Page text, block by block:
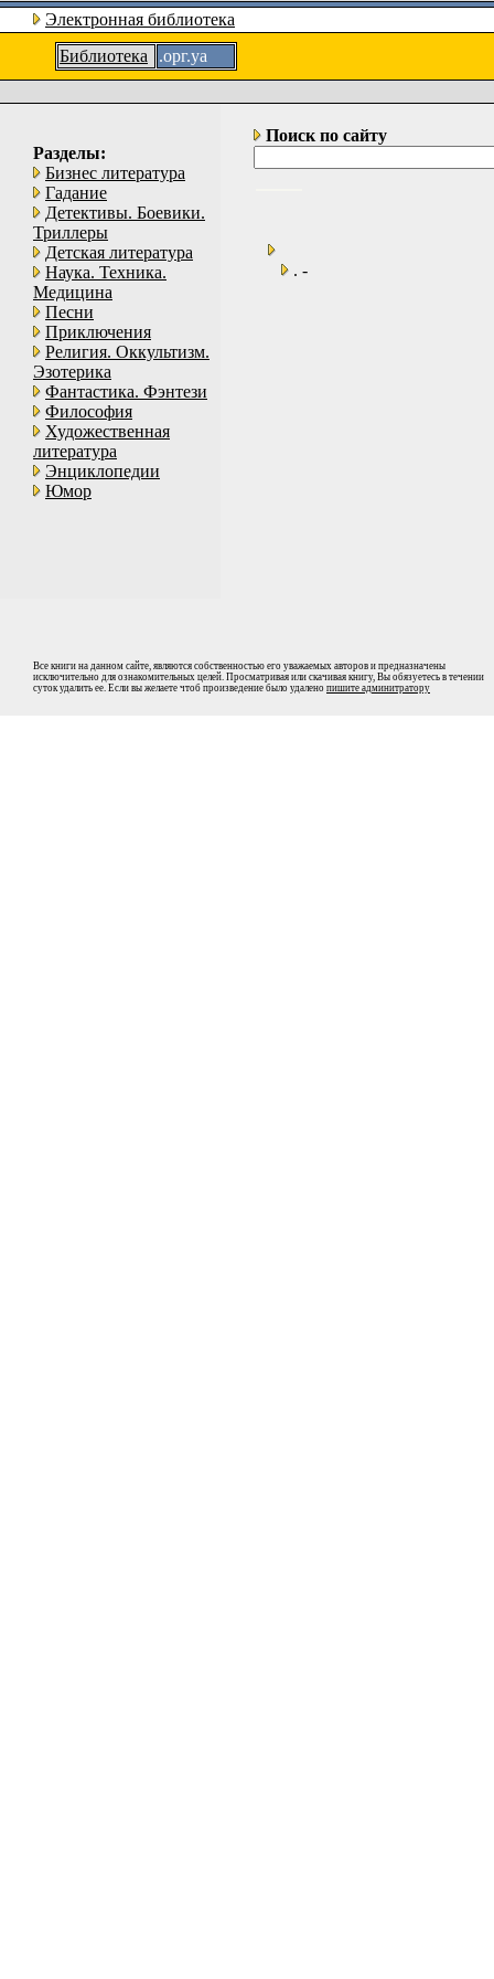
Электронная библиотека
Библиотека
.орг.уа
Разделы:
Бизнес литература
Гадание
Детективы. Боевики.
Триллеры
Детская литература
Наука. Техника.
Медицина
Песни
Приключения
Религия. Оккультизм.
Эзотерика
Фантастика. Фэнтези
Философия
Художественная
литература
Энциклопедии
Юмор
Поиск по сайту
. -
Все книги на данном сайте, являются собственностью его уважаемых авторов и предназначены
исключительно для ознакомительных целей. Просматривая или скачивая книгу, Вы обязуетесь в течении
суток удалить ее. Если вы желаете чтоб произведение было удалено пишите админитратору